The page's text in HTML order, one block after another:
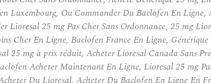
Luxembourg, Ou Commander Du Baclofen En
Lioresal 25 mg Pas Cher Sans Ordonnance, 25 mg
Cher En Ligne, Baclofen France En Ligne,
25 mg à prix réduit, Acheter Lioresal Canada Sans
Acheter Maintenant En Ligne, Lioresal 25 mg